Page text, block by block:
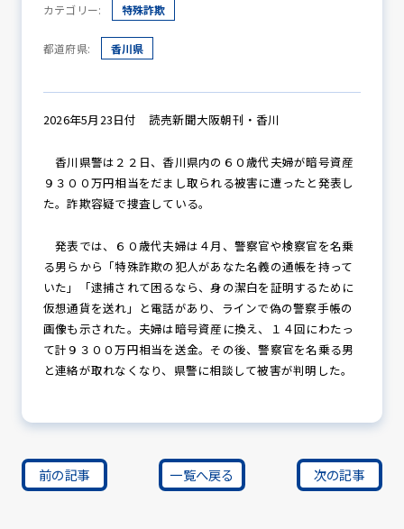
防犯活動ニュース
防犯パトロール
防犯セミナー
防犯対策情報
防犯協力会について
カテゴリー: 特殊詐欺
都道府県: 香川県
2026年5月23日付 読売新聞大阪朝刊・香川
香川県警は２２日、香川県内の６０歳代夫婦が暗号資産
９３００万円相当をだまし取られる被害に遭ったと発表し
た。詐欺容疑で捜査している。
発表では、６０歳代夫婦は４月、警察官や検察官を名乗
る男らから「特殊詐欺の犯人があなた名義の通帳を持って
いた」「逮捕されて困るなら、身の潔白を証明するために
仮想通貨を送れ」と電話があり、ラインで偽の警察手帳の
画像も示された。夫婦は暗号資産に換え、１４回にわたっ
て計９３００万円相当を送金。その後、警察官を名乗る男
と連絡が取れなくなり、県警に相談して被害が判明した。
前の記事 一覧へ戻る 次の記事